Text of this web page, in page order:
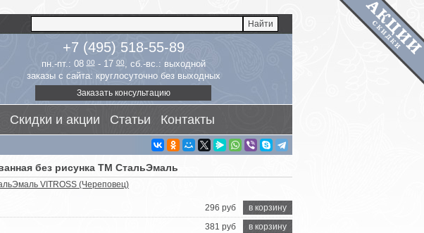
+7 (495) 518-55-89
пн.-пт.: 0800- 1700, сб.-вс.: выходной
заказы с сайта: круглосуточно без выходных
Заказать консультацию
Скидки и акции Статьи Контакты
без рисунка ТМ СтальЭмаль
VITROSS (Череповец)
в корзину
296 руб
в корзину
381 руб